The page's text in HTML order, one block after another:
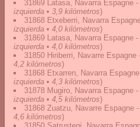
31869 Latasa, Navarra Espagne -
izquierda • 3,9 kilómetros)
31868 Etxeberri, Navarra
izquierda • 4,0 kilómetros)
31869 Latasa, Navarra Espagne -
izquierda • 4,0 kilómetros)
31850 Hiriberri, Navarre Espagne
4,2 kilómetros)
31868 Etxarren, Navarra
izquierda • 4,3 kilómetros)
31878 Mugiro, Navarra Espagne -
izquierda • 4,5 kilómetros)
31868 Zuatzu, Navarre Espagne
4,6 kilómetros)